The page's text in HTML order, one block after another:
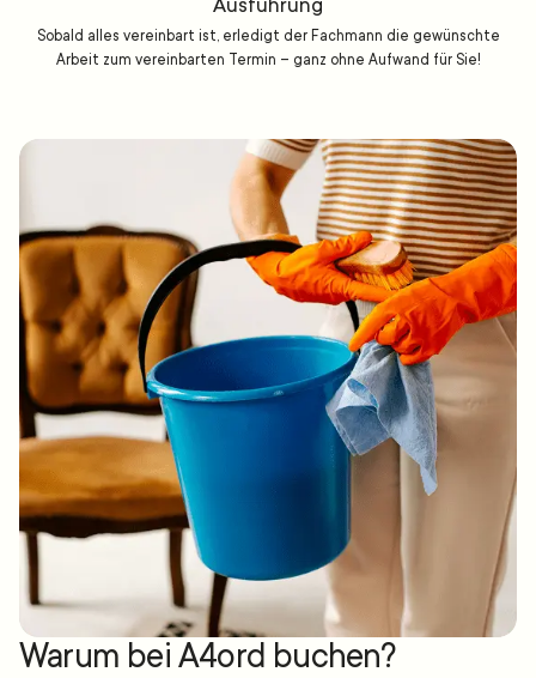
Ausführung
Sobald alles vereinbart ist, erledigt der Fachmann die gewünschte
Arbeit zum vereinbarten Termin – ganz ohne Aufwand für Sie!
Warum bei A4ord buchen?